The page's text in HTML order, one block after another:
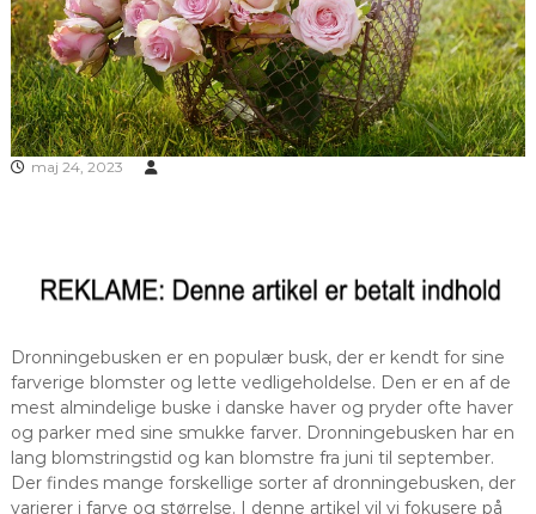
maj 24, 2023
Dronningebusken er en populær busk, der er kendt for sine
farverige blomster og lette vedligeholdelse. Den er en af de
mest almindelige buske i danske haver og pryder ofte haver
og parker med sine smukke farver. Dronningebusken har en
lang blomstringstid og kan blomstre fra juni til september.
Der findes mange forskellige sorter af dronningebusken, der
varierer i farve og størrelse. I denne artikel vil vi fokusere på